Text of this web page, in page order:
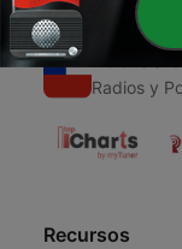
Radios y
Recursos